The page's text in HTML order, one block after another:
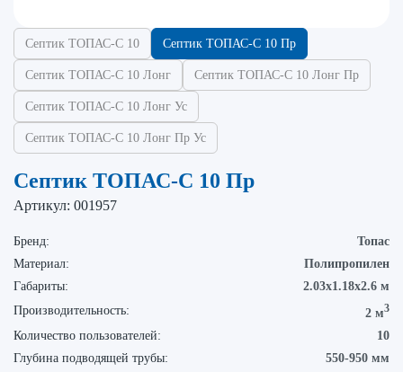
Септик ТОПАС-С 10 Септик ТОПАС-С 10 Пр
Септик ТОПАС-С 10 Лонг Септик ТОПАС-С 10 Лонг Пр
Септик ТОПАС-С 10 Лонг Ус
Септик ТОПАС-С 10 Лонг Пр Ус
Септик ТОПАС-С 10 Пр
Артикул: 001957
Бренд:
Топас
Материал:
Полипропилен
Габариты:
2.03х1.18х2.6 м
Производительность:
2 м3
Количество пользователей:
10
Глубина подводящей трубы:
550-950 мм